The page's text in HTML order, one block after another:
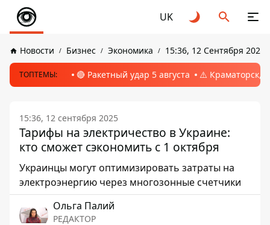
UK
Новости Бизнес Экономика 15:36, 12 Сентября 2025
ТОПТЕМЫ: 🔴 Ракетный удар 5 августа ⚠️ Краматорск,
15:36, 12 сентября 2025
Тарифы на электричество в Украине:
кто сможет сэкономить с 1 октября
Украинцы могут оптимизировать затраты на
электроэнергию через многозонные счетчики
Ольга Палий
РЕДАКТОР